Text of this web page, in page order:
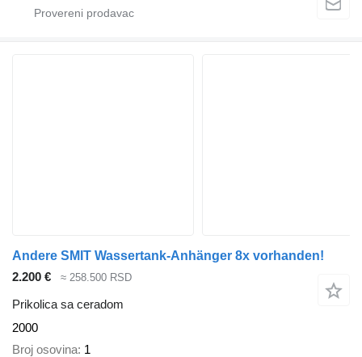
Andere SMIT Wassertank-Anhänger 8x vorhanden!
2.200 €
≈ 258.500 RSD
Prikolica sa ceradom
2000
Broj osovina 1